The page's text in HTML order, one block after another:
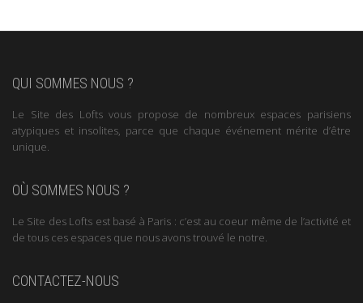
QUI SOMMES NOUS ?
Le Site des Lofts vous propose de nombreux espaces parisiens
atypiques et insolites, parce que chaque événement mérite d’être
unique.
OÙ SOMMES NOUS ?
Le Site des Lofts est basé à Paris : c’est au coeur même de l’activité et
de tous ces espaces que nous avons trouvé le notre.
CONTACTEZ-NOUS